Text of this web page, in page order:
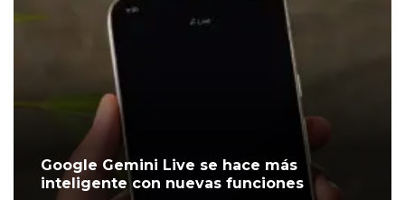
Google Gemini Live se hace más
inteligente con nuevas funciones